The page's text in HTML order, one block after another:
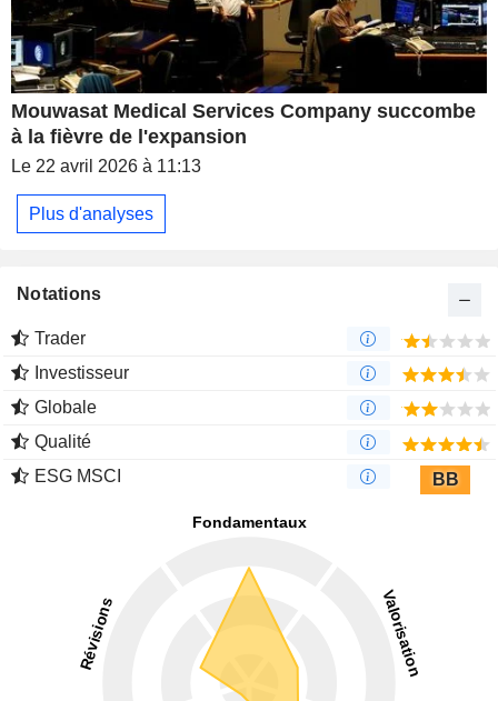
Mouwasat Medical Services Company succombe
à la fièvre de l'expansion
Le 22 avril 2026 à 11:13
Plus d'analyses
Notations
Trader
Investisseur
Globale
Qualité
ESG MSCI
BB